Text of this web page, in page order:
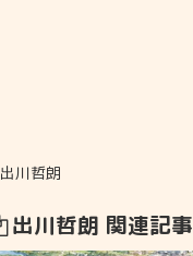
出川哲朗
出川哲朗 関連記事